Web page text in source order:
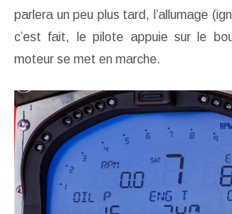
parlera un peu plus tard, l’allumage
c’est fait, le pilote appuie sur le
moteur se met en marche.